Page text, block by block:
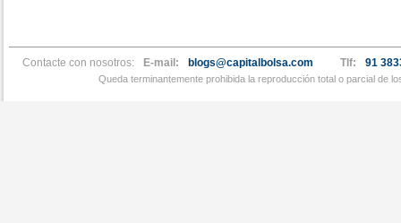
Contacte con nosotros: E-mail: blogs@capitalbolsa.com Tlf: 91
Queda terminantemente prohibida la reproducción total o parcial de